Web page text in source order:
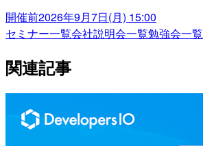
開催前2026年9月7日(月) 15:00
セミナー一覧会社説明会一覧勉強会一覧
関連記事